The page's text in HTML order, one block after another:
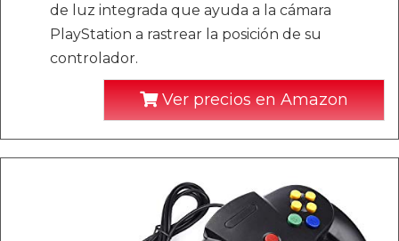
de luz integrada que ayuda a la cámara
PlayStation a rastrear la posición de su
controlador.
Ver precios en Amazon